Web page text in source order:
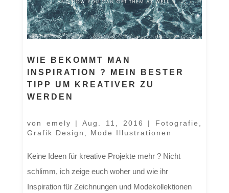
WIE BEKOMMT MAN
INSPIRATION ? MEIN BESTER
TIPP UM KREATIVER ZU
WERDEN
von emely |Aug. 11, 2016 | Fotografie
Grafik Design
Mode Illustrationen
Keine Ideen für kreative Projekte mehr ? Nicht
schlimm, ich zeige euch woher und wie ihr
Inspiration für Zeichnungen und Modekollektionen